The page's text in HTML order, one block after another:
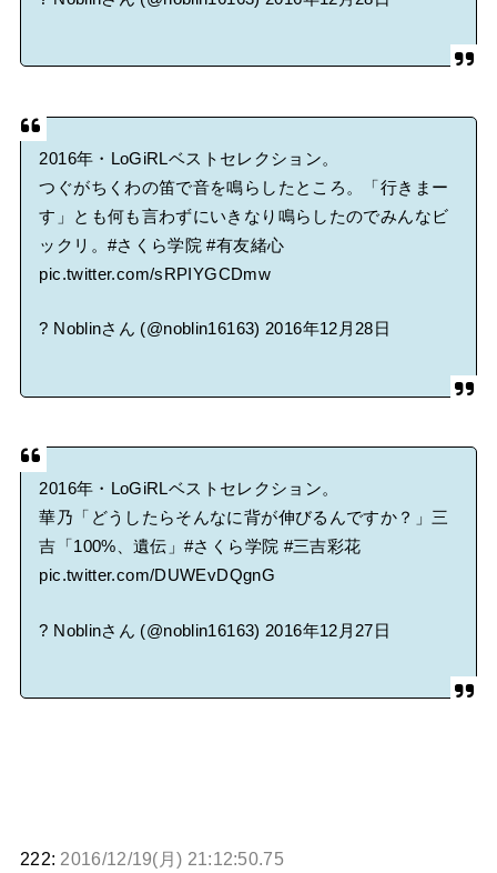
2016年・LoGiRLベストセレクション。
つぐがちくわの笛で音を鳴らしたところ。「行きまー
す」とも何も言わずにいきなり鳴らしたのでみんなビ
ックリ。 #さくら学院 #有友緒心
pic.twitter.com/sRPIYGCDmw
? Noblinさん (@noblin16163)2016年12月28日
2016年・LoGiRLベストセレクション。
華乃「どうしたらそんなに背が伸びるんですか？」三
吉「100%、遺伝」#さくら学院 #三吉彩花
pic.twitter.com/DUWEvDQgnG
? Noblinさん (@noblin16163) 2016年12月27日
222: 2016/12/19(月) 21:12:50.75